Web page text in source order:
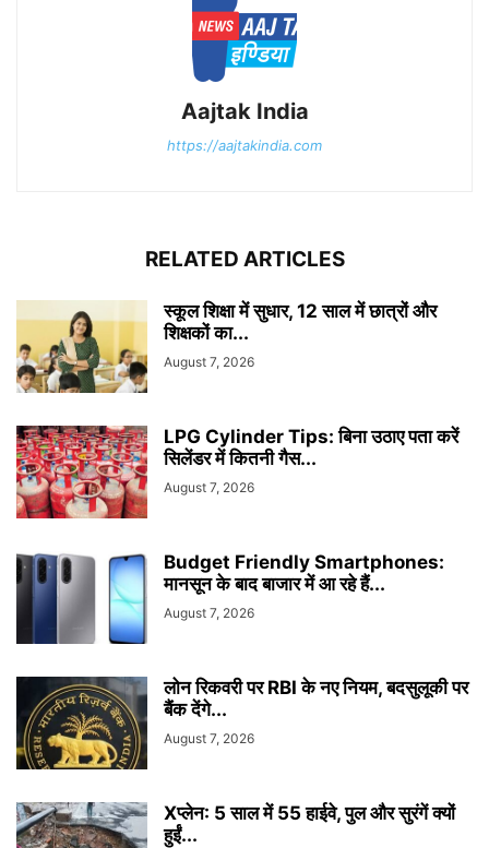
Aajtak India
https://aajtakindia.com
RELATED ARTICLES
स्कूल शिक्षा में सुधार, 12 साल में छात्रों और
शिक्षकों का...
August 7, 2026
LPG Cylinder Tips: बिना उठाए पता करें
सिलेंडर में कितनी गैस...
August 7, 2026
Budget Friendly Smartphones:
मानसून के बाद बाजार में आ रहे हैं...
August 7, 2026
लोन रिकवरी पर RBI के नए नियम, बदसुलूकी पर
बैंक देंगे...
August 7, 2026
Xप्लेन: 5 साल में 55 हाईवे, पुल और सुरंगें क्यों
हुईं...